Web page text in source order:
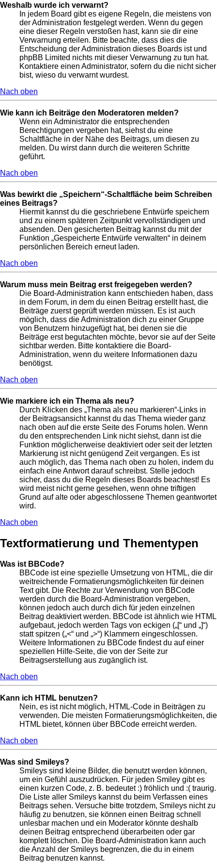
Weshalb wurde ich verwarnt?
In jedem Board gibt es eigene Regeln, die meistens von
der Administration festgelegt werden. Wenn du gegen
eine dieser Regeln verstoßen hast, kann sie dir eine
Verwarnung erteilen. Bitte beachte, dass dies die
Entscheidung der Administration dieses Boards ist und
phpBB Limited nichts mit dieser Verwarnung zu tun hat.
Kontaktiere einen Administrator, sofern du die nicht sicher
bist, wieso du verwarnt wurdest.
Nach oben
Wie kann ich Beiträge den Moderatoren melden?
Wenn ein Administrator die entsprechenden
Berechtigungen vergeben hat, siehst du eine
Schaltfläche in der Nähe des Beitrags, um diesen zu
melden. Du wirst dann durch die weiteren Schritte
geführt.
Nach oben
Was bewirkt die „Speichern“-Schaltfläche beim Schreiben
eines Beitrags?
Hiermit kannst du die geschriebene Entwürfe speichern
und zu einem späteren Zeitpunkt vervollständigen und
absenden. Den gesicherten Beitrag kannst du mit der
Funktion „Gespeicherte Entwürfe verwalten“ in deinem
persönlichen Bereich erneut laden.
Nach oben
Warum muss mein Beitrag erst freigegeben werden?
Die Board-Administration kann entschieden haben, dass
in dem Forum, in dem du einen Beitrag erstellt hast, die
Beiträge zuerst geprüft werden müssen. Es ist auch
möglich, dass die Administration dich zu einer Gruppe
von Benutzern hinzugefügt hat, bei denen sie die
Beiträge erst begutachten möchte, bevor sie auf der Seite
sichtbar werden. Bitte kontaktiere die Board-
Administration, wenn du weitere Informationen dazu
benötigst.
Nach oben
Wie markiere ich ein Thema als neu?
Durch Klicken des „Thema als neu markieren“-Links in
der Beitragsansicht kannst du das Thema wieder ganz
nach oben auf die erste Seite des Forums holen. Wenn
du den entsprechenden Link nicht siehst, dann ist die
Funktion möglicherweise deaktiviert oder seit der letzten
Markierung ist nicht genügend Zeit vergangen. Es ist
auch möglich, das Thema nach oben zu holen, indem du
einfach eine Antwort darauf schreibst. Stelle jedoch
sicher, dass du die Regeln dieses Boards beachtest! Es
wird meist nicht gerne gesehen, wenn ohne triftigen
Grund auf alte oder abgeschlossene Themen geantwortet
wird.
Nach oben
Textformatierung und Thementypen
Was ist BBCode?
BBCode ist eine spezielle Umsetzung von HTML, die dir
weitreichende Formatierungsmöglichkeiten für deinen
Text gibt. Die Rechte zur Verwendung von BBCode
werden durch die Board-Administration vergeben,
können jedoch auch durch dich für jeden einzelnen
Beitrag deaktiviert werden. BBCode ist ähnlich wie HTML
aufgebaut, jedoch werden Tags von eckigen („[“ und „]“)
statt spitzen („<“ und „>“) Klammern eingeschlossen.
Weitere Informationen zu BBCode findest du auf einer
speziellen Hilfe-Seite, die von der Seite zur
Beitragserstellung aus zugänglich ist.
Nach oben
Kann ich HTML benutzen?
Nein, es ist nicht möglich, HTML-Code in Beiträgen zu
verwenden. Die meisten Formatierungsmöglichkeiten, die
HTML bietet, können über BBCode erreicht werden.
Nach oben
Was sind Smileys?
Smileys sind kleine Bilder, die benutzt werden können,
um ein Gefühl auszudrücken. Für jeden Smiley gibt es
einen kurzen Code, z. B. bedeutet :) fröhlich und :( traurig.
Die Liste aller Smileys kannst du beim Verfassen eines
Beitrags sehen. Versuche bitte trotzdem, Smileys nicht zu
häufig zu benutzen, sie können einen Beitrag schnell
unlesbar machen und ein Moderator könnte deshalb
deinen Beitrag entsprechend überarbeiten oder gar
komplett löschen. Die Board-Administration kann auch
die Anzahl der Smileys begrenzen, die du in einem
Beitrag benutzen kannst.